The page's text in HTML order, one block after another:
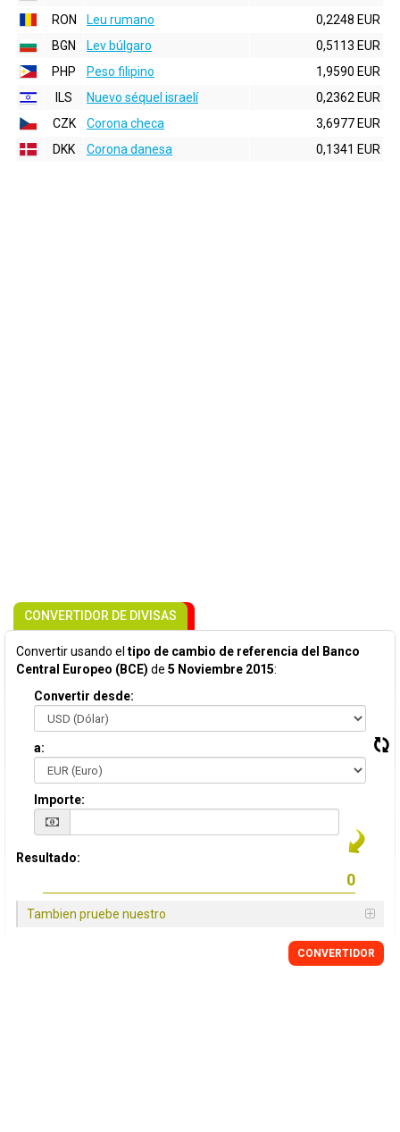
RON
Leu rumano
0,2248 EUR
BGN
Lev búlgaro
0,5113 EUR
PHP
Peso filipino
1,9590 EUR
ILS
Nuevo séquel israelí
0,2362 EUR
CZK
Corona checa
3,6977 EUR
DKK
Corona danesa 0,1341 EUR
CONVERTIDOR DE DIVISAS
Convertir usando el tipo de cambio de referencia del Banco
Central Europeo (BCE) de 5 Noviembre 2015:
Convertir desde:
a:
Importe:
Resultado:
Tambien pruebe nuestro
CONVERTIDOR